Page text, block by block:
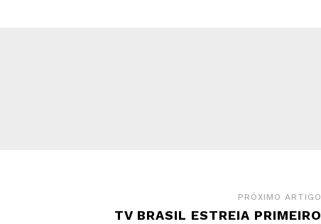
PRÓXIMO ARTIGO
TV BRASIL ESTREIA PRIMEIRO